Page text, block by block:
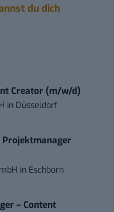
du dich
Creator (m/w/d)
in Düsseldorf
in Eschborn
– Content